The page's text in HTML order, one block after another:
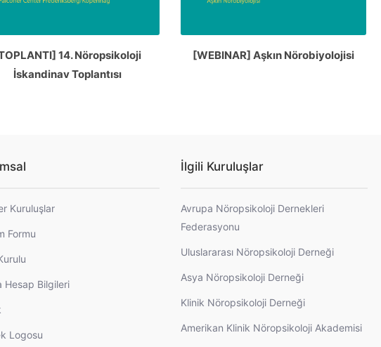
14. Nöropsikoloji
İskandinav Toplantısı
[WEBINAR] Aşkın Nörobiyolojisi
Kuruluşlar
Formu
Hesap Bilgileri
Logosu
İlgili Kuruluşlar
Avrupa Nöropsikoloji Dernekleri
Federasyonu
Uluslararası Nöropsikoloji Derneği
Asya Nöropsikoloji Derneği
Klinik Nöropsikoloji Derneği
Amerikan Klinik Nöropsikoloji Akademisi